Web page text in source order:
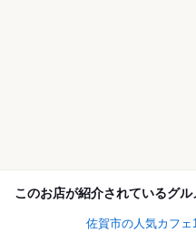
このお店が紹介されているグ
佐賀市の人気カフェ